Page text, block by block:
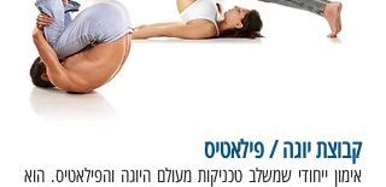
קבוצת יוגה / פילאטיס
אימון ייחודי שמשלב טכניקות מעולם היוגה והפילאטיס. הוא